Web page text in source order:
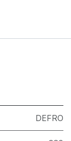
DEFRO